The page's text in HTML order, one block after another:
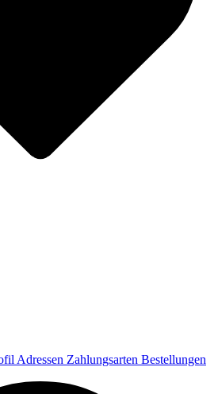
Adressen Zahlungsarten Bestellungen